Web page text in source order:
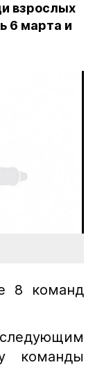
взрослых
6 марта и
8 команд
команды